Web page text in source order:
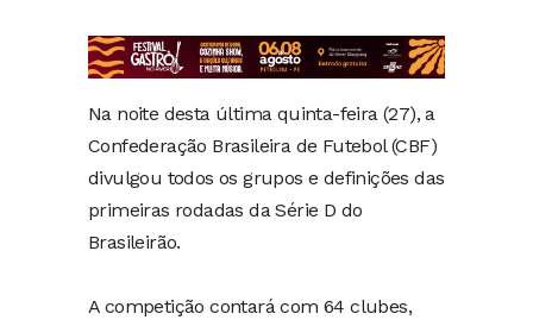
Na noite desta última quinta-feira (27), a
Confederação Brasileira de Futebol (CBF)
divulgou todos os grupos e definições das
primeiras rodadas da Série D do
Brasileirão.
A competição contará com 64 clubes,